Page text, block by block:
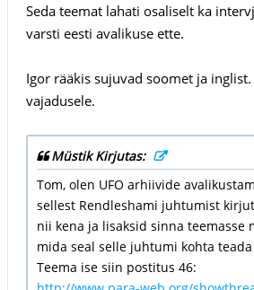
Seda teemat lahati osaliselt ka
varsti eesti avalikuse ette.
Igor rääkis sujuvad soomet ja inglist.
vajadusele.
Müstik Kirjutas:
Tom, olen UFO arhiivide
sellest Rendleshami juhtumist
nii kena ja lisaksid sinna teemasse
mida seal selle juhtumi kohta teada
Teema ise siin postitus 46: